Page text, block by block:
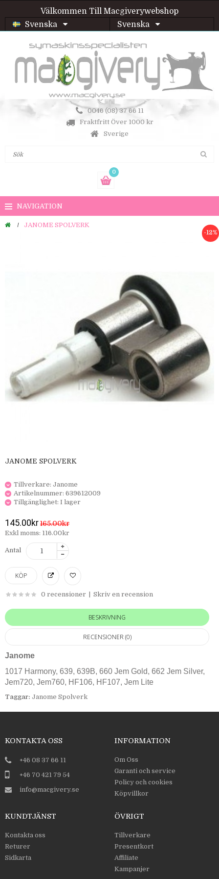
Välkommen Till Macgiverywebshop
Svenska
Svenska
0046 (08) 37 66 11
Fraktfritt Över 1000 kr
Sverige
0
NAVIGATION
JANOME SPOLVERK
-12%
JANOME SPOLVERK
Tillverkare: Janome
Artikelnummer: 639612009
Tillgänglighet: I lager
145.00kr165.00kr
Exkl moms: 116.00kr
Antal
0 recensioner Skriv en recension
BESKRIVNING
RECENSIONER (0)
Janome
1017 Harmony, 639, 639B, 660 Jem Gold, 662 Jem Silver,
Jem720, Jem760, HF106, HF107, Jem Lite
Taggar: Janome Spolverk
KONTAKTA OSS
+46 08 37 66 11
+46 70 421 79 54
info@macgivery.se
INFORMATION
Om Oss
Garanti och service
Policy och cookies
Köpvillkor
KUNDTJÄNST
Kontakta oss
Returer
Sidkarta
ÖVRIGT
Tillverkare
Presentkort
Affiliate
Kampanjer